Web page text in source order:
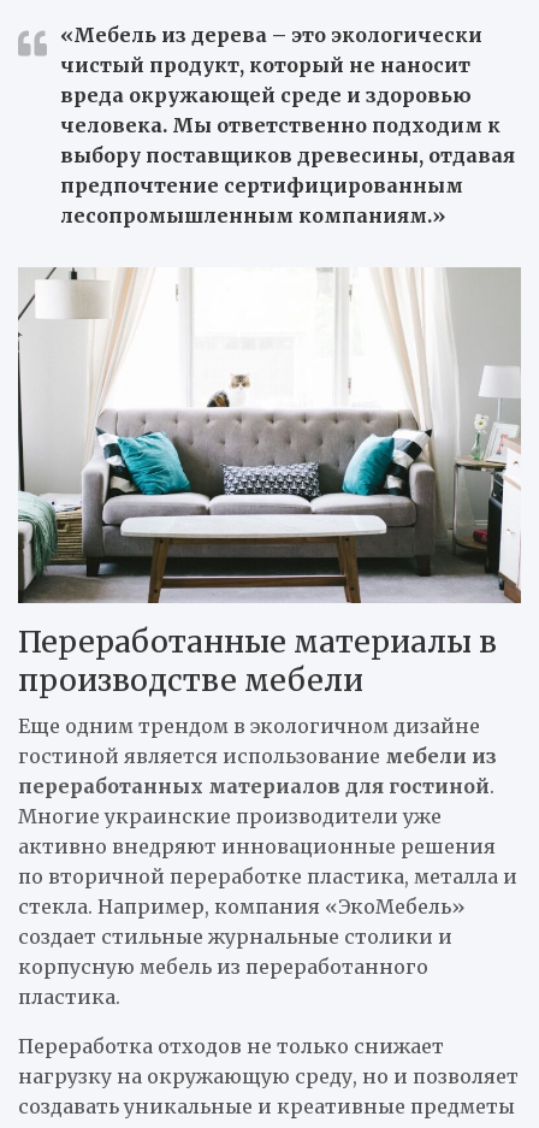
«Мебель из дерева – это экологически
чистый продукт, который не наносит
вреда окружающей среде и здоровью
человека. Мы ответственно подходим к
выбору поставщиков древесины, отдавая
предпочтение сертифицированным
лесопромышленным компаниям.»
Переработанные материалы в
производстве мебели
Еще одним трендом в экологичном дизайне
гостиной является использование мебели из
переработанных материалов для гостиной.
Многие украинские производители уже
активно внедряют инновационные решения
по вторичной переработке пластика, металла и
стекла. Например, компания «ЭкоМебель»
создает стильные журнальные столики и
корпусную мебель из переработанного
пластика.
Переработка отходов не только снижает
нагрузку на окружающую среду, но и позволяет
создавать уникальные и креативные предметы